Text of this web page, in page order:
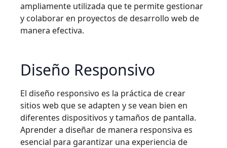
ampliamente utilizada que te permite gestionar
y colaborar en proyectos de desarrollo web de
manera efectiva.
Diseño Responsivo
El diseño responsivo es la práctica de crear
sitios web que se adapten y se vean bien en
diferentes dispositivos y tamaños de pantalla.
Aprender a diseñar de manera responsiva es
esencial para garantizar una experiencia de